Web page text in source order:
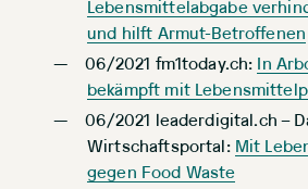
Lebensmittelabgabe
und hilft Armut-Betroffenen
06/2021 fm1today.ch:
In
bekämpft mit
06/2021 leaderdigital.ch –
Wirtschaftsportal: Mit
gegen Food Waste